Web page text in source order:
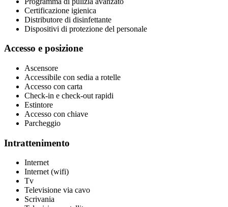
Certificazione igienica
Distributore di disinfettante
Dispositivi di protezione del personale
Accesso e posizione
Ascensore
Accessibile con sedia a rotelle
Accesso con carta
Check-in e check-out rapidi
Estintore
Accesso con chiave
Parcheggio
Intrattenimento
Internet
Internet (wifi)
Tv
Televisione via cavo
Scrivania